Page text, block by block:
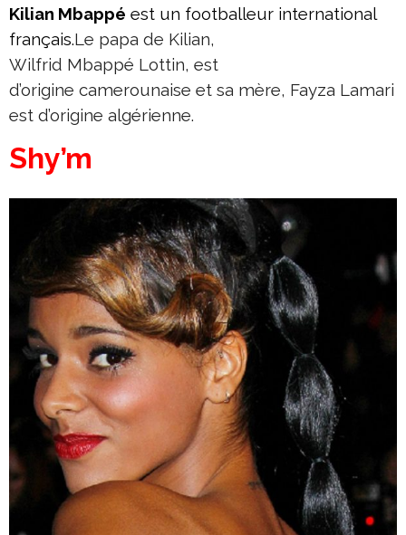
Kilian Mbappé est un footballeur international
français.Le papa de Kilian,
Wilfrid Mbappé Lottin, est
d’origine camerounaise et sa mère, Fayza Lamari
est d’origine algérienne.
Shy’m